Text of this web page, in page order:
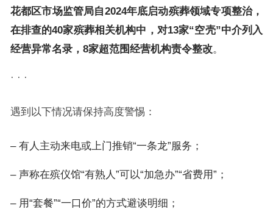
花都区市场监管局自2024年底启动殡葬领域专项整治，
在排查的40家殡葬相关机构中，对13家“空壳”中介列入
经营异常名录，8家超范围经营机构责令整改。
· · ·
遇到以下情况请保持高度警惕：
– 有人主动来电或上门推销“一条龙”服务；
– 声称在殡仪馆“有熟人”可以“加急办”“省费用”；
– 用“套餐”“一口价”的方式避谈明细；